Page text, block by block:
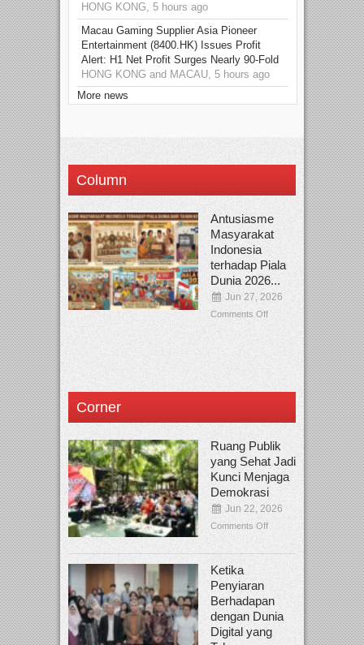
HONG KONG, 5 hours ago
Macau Gaming Supplier Asia Pioneer
Entertainment (8400.HK) Issues Profit
Alert: H1 Net Profit Surges Nearly 90-Fold
HONG KONG and MACAU, 5 hours ago
More news
Column
Antusiasme
Masyarakat
Indonesia
terhadap Piala
Dunia 2026...
Jun 27, 2026
Comments Off
Corner
Ruang Publik
yang Sehat Jadi
Kunci Menjaga
Demokrasi
Jun 22, 2026
Comments Off
Ketika
Penyiaran
Berhadapan
dengan Dunia
Digital yang